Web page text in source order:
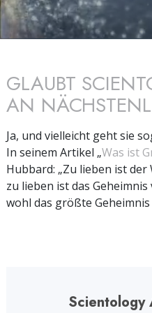
GLAUBT
AN
Ja, und vielleicht geht sie
In seinem Artikel „Was ist
Hubbard: „Zu lieben ist
zu lieben ist das
wohl das größte
Scientology